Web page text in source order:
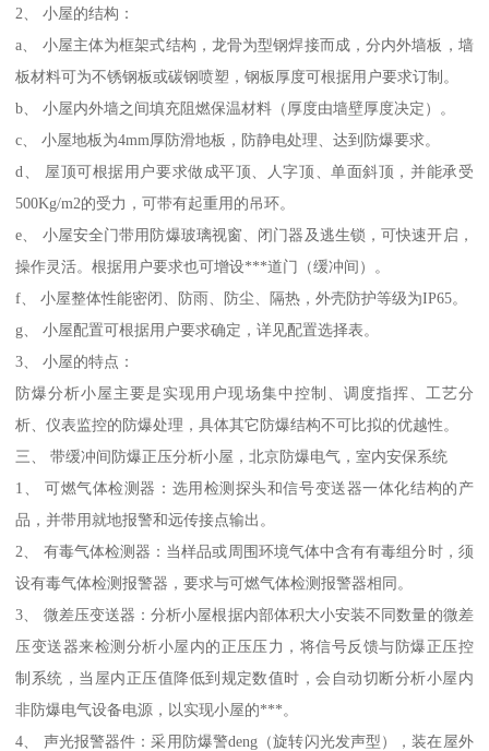
2、 小屋的结构：
a、 小屋主体为框架式结构，龙骨为型钢焊接而成，分内外墙板，墙
板材料可为不锈钢板或碳钢喷塑，钢板厚度可根据用户要求订制。
b、 小屋内外墙之间填充阻燃保温材料（厚度由墙壁厚度决定）。
c、 小屋地板为4mm厚防滑地板，防静电处理、达到防爆要求。
d、 屋顶可根据用户要求做成平顶、人字顶、单面斜顶，并能承受
500Kg/m2的受力，可带有起重用的吊环。
e、 小屋安全门带用防爆玻璃视窗、闭门器及逃生锁，可快速开启，
操作灵活。根据用户要求也可增设***道门（缓冲间）。
f、 小屋整体性能密闭、防雨、防尘、隔热，外壳防护等级为IP65。
g、 小屋配置可根据用户要求确定，详见配置选择表。
3、 小屋的特点：
防爆分析小屋主要是实现用户现场集中控制、调度指挥、工艺分
析、仪表监控的防爆处理，具体其它防爆结构不可比拟的优越性。
三、 带缓冲间防爆正压分析小屋，北京防爆电气，室内安保系统
1、 可燃气体检测器：选用检测探头和信号变送器一体化结构的产
品，并带用就地报警和远传接点输出。
2、 有毒气体检测器：当样品或周围环境气体中含有有毒组分时，须
设有毒气体检测报警器，要求与可燃气体检测报警器相同。
3、 微差压变送器：分析小屋根据内部体积大小安装不同数量的微差
压变送器来检测分析小屋内的正压压力，将信号反馈与防爆正压控
制系统，当屋内正压值降低到规定数值时，会自动切断分析小屋内
非防爆电气设备电源，以实现小屋的***。
4、 声光报警器件：采用防爆警deng（旋转闪光发声型），装在屋外